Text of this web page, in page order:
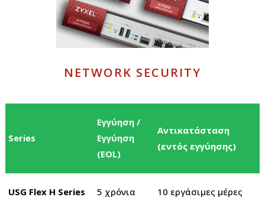
NETWORK SECURITY
Series
Εγγύηση /
Εγγύηση
(EOL)
Αντικατάσταση
(εντός εγγύησης)
USG Flex H Series 5 χρόνια 10 εργάσιμες μέρες